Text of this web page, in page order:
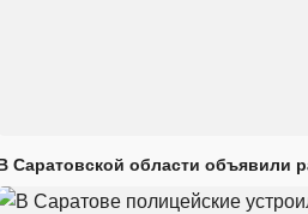
Саратовской области объявили